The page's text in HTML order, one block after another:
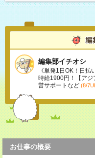
編集部イチオシ
《単発1日OK！日払
時給1900円！【アジ
営サポートなど (8/
お仕事の概要